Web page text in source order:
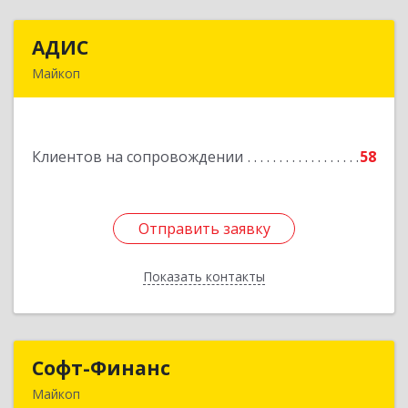
АДИС
Майкоп
Клиентов на сопровождении 58
Отправить заявку
Показать контакты
Подробнее
Отправить заявку
Назад
Софт-Финанс
Майкоп